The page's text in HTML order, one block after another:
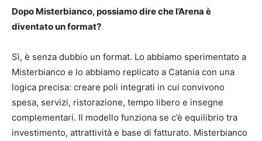
Dopo Misterbianco, possiamo dire che l’Arena è
diventato un format?
Sì, è senza dubbio un format. Lo abbiamo sperimentato a
Misterbianco e lo abbiamo replicato a Catania con una
logica precisa: creare poli integrati in cui convivono
spesa, servizi, ristorazione, tempo libero e insegne
complementari. Il modello funziona se c’è equilibrio tra
investimento, attrattività e base di fatturato. Misterbianco